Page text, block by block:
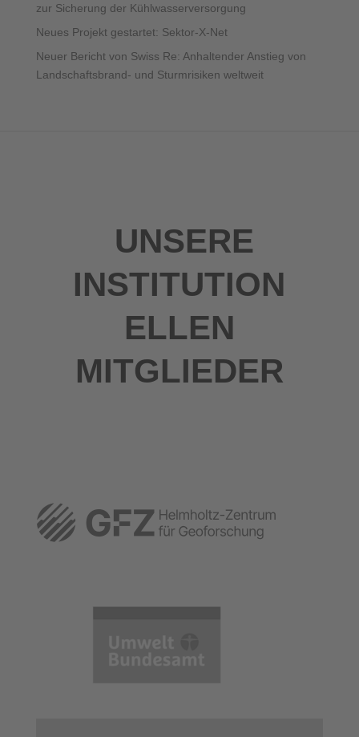
zur Sicherung der Kühlwasserversorgung
Neues Projekt gestartet: Sektor-X-Net
Neuer Bericht von Swiss Re: Anhaltender Anstieg von
Landschaftsbrand- und Sturmrisiken weltweit
UNSERE
INSTITUTION
ELLEN
MITGLIEDER